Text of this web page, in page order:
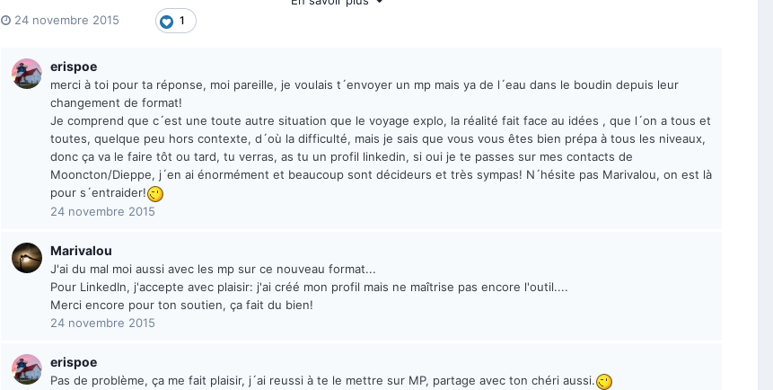
Et puis rien, néant, pas l'ombre d'une proposition. Dans le meilleur des cas: "y a de la compétition, on te rappelle"
On te tient au jus, on va pas se faire arakiri tout de suite, hein!
Grosses bises et n'hésite pas si tu as des questions
24 novembre 2015
1
erispoe
merci à toi pour ta réponse, moi pareille, je voulais t´envoyer un mp mais ya de l´eau dans le boudin depuis leur
changement de format!
Je comprend que c´est une toute autre situation que le voyage explo, la réalité fait face au idées , que l´on a tous et
toutes, quelque peu hors contexte, d´où la difficulté, mais je sais que vous vous êtes bien prépa à tous les niveaux,
donc ça va le faire tôt ou tard, tu verras, as tu un profil linkedin, si oui je te passes sur mes contacts de
Mooncton/Dieppe, j´en ai énormément et beaucoup sont décideurs et très sympas! N´hésite pas Marivalou, on est là
pour s´entraider!
24 novembre 2015
Marivalou
J'ai du mal moi aussi avec les mp sur ce nouveau format...
Pour LinkedIn, j'accepte avec plaisir: j'ai créé mon profil mais ne maîtrise pas encore l'outil....
Merci encore pour ton soutien, ça fait du bien!
24 novembre 2015
erispoe
Pas de problème, ça me fait plaisir, j´ai reussi à te le mettre sur MP, partage avec ton chéri aussi.